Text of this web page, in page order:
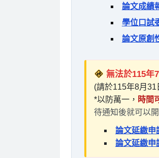
論文成績
學位口試
論文原創
無法於115年
(請於115年8月31
*以防萬一， 時間
待通知後就可以
論文延繳申
論文延繳申